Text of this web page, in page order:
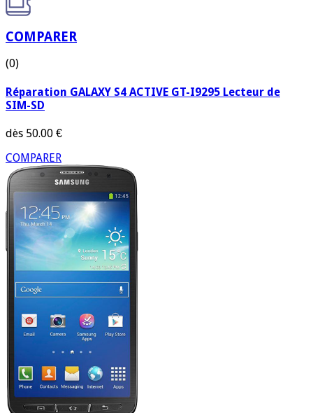
COMPARER
(0)
Réparation GALAXY S4 ACTIVE GT-I9295 Lecteur de
SIM-SD
dès 50.00 €
COMPARER